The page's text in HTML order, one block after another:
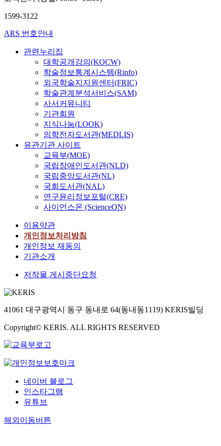
1599-3122
ARS 번호안내
관련누리집
대학공개강의(KOCW)
학술정보통계시스템(Rinfo)
외국학술지지원센터(FRIC)
학술관계분석서비스(SAM)
사서커뮤니티
기관회원
지식나눔(LOOK)
의학전자도서관(MEDLIS)
유관기관 사이트
교육부(MOE)
국립장애인도서관(NLD)
국립중앙도서관(NL)
국회도서관(NAL)
연구윤리정보포털(CRE)
사이언스온 (ScienceON)
이용약관
개인정보처리방침
개인정보 재동의
기관소개
저작물 게시중단요청
41061 대구광역시 동구 동내로 64(동내동1119) KERIS빌딩
Copyright© KERIS. ALL RIGHTS RESERVED
네이버 블로그
인스타그램
유튜브
해외이동버튼